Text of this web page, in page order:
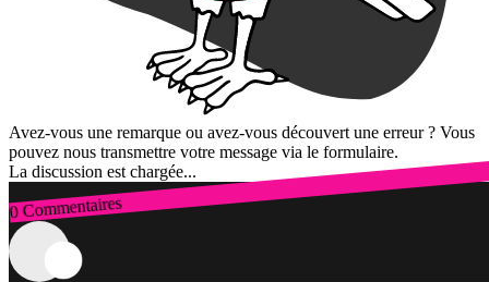
Avez-vous une remarque ou avez-vous découvert une erreur ? Vous
pouvez nous transmettre votre message via le formulaire.
La discussion est chargée...
0 Commentaires
Connexion